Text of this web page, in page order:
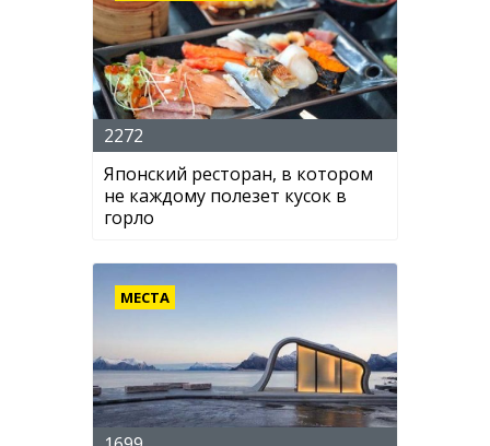
2272
Японский ресторан, в котором
не каждому полезет кусок в
горло
МЕСТА